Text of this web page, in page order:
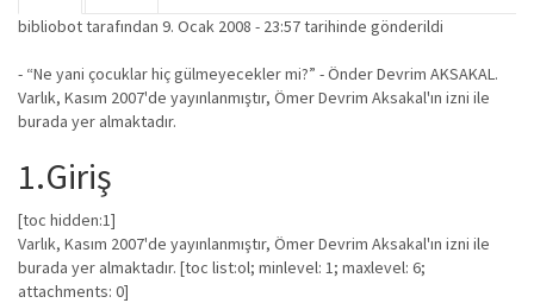
sekme)
bibliobottarafından 9. Ocak 2008 - 23:57 tarihinde gönderildi
- “Ne yani çocuklar hiç gülmeyecekler mi?” - Önder Devrim AKSAKAL.
Varlık, Kasım 2007'de yayınlanmıştır, Ömer Devrim Aksakal'ın izni ile
burada yer almaktadır.
1.Giriş
[toc hidden:1]
Varlık, Kasım 2007'de yayınlanmıştır, Ömer Devrim Aksakal'ın izni ile
burada yer almaktadır. [toc list:ol; minlevel: 1; maxlevel: 6;
attachments: 0]